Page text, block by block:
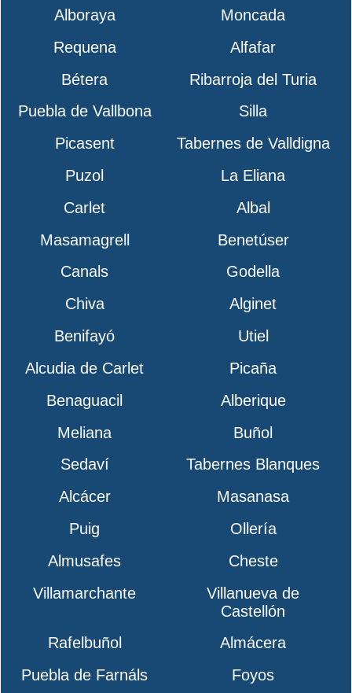
Alboraya
Moncada
Requena
Alfafar
Bétera
Ribarroja del Turia
Puebla de Vallbona
Silla
Picasent
Tabernes de Valldigna
Puzol
La Eliana
Carlet
Albal
Masamagrell
Benetúser
Canals
Godella
Chiva
Alginet
Benifayó
Utiel
Alcudia de Carlet
Picaña
Benaguacil
Alberique
Meliana
Buñol
Sedaví
Tabernes Blanques
Alcácer
Masanasa
Puig
Ollería
Almusafes
Cheste
Villamarchante
Villanueva de
Castellón
Rafelbuñol
Almácera
Puebla de Farnáls
Foyos